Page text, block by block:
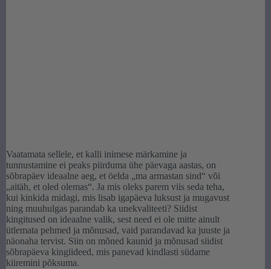
Vaatamata sellele, et kalli inimese märkamine ja
tunnustamine ei peaks piirduma ühe päevaga aastas, on
sõbrapäev ideaalne aeg, et öelda „ma armastan sind“ või
„aitäh, et oled olemas“. Ja mis oleks parem viis seda teha,
kui kinkida midagi, mis lisab igapäeva luksust ja mugavust
ning muuhulgas parandab ka unekvaliteeti? Siidist
kingitused on ideaalne valik, sest need ei ole mitte ainult
ütlemata pehmed ja mõnusad, vaid parandavad ka juuste ja
näonaha tervist. Siin on mõned kaunid ja mõnusad siidist
sõbrapäeva kingiideed, mis panevad kindlasti südame
kiiremini põksuma.